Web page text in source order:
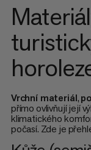
Vrchní materiál,
přímo ovlivňují její
klimatického
počasí. Zde je